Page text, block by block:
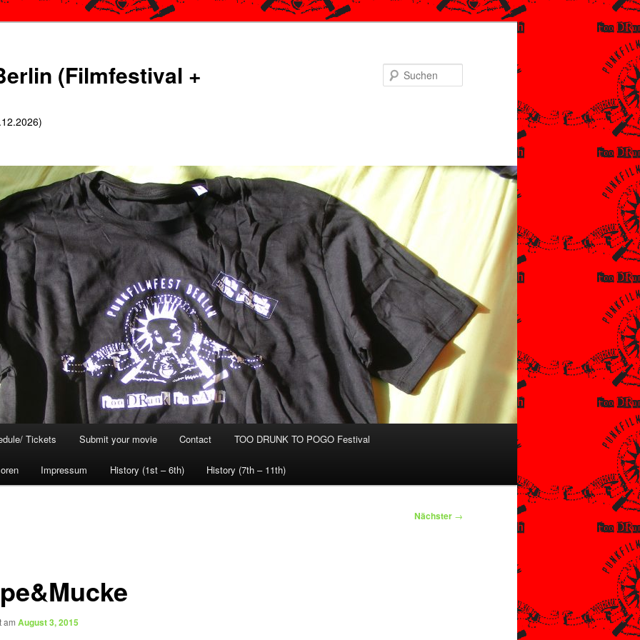
(Filmfestival +
Tickets Submit your movie Contact TOO DRUNK TO POGO Festival
Impressum History (1st – 6th) History (7th – 11th)
Nächster →
am August 3, 2015